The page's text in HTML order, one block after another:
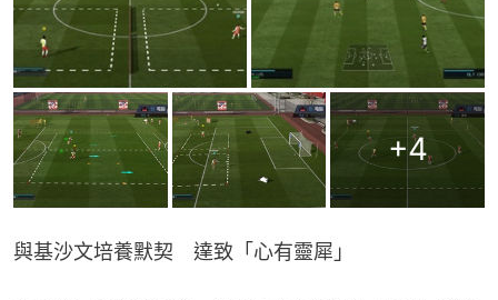
+4
與基沙文培養默契　達致「心有靈犀」